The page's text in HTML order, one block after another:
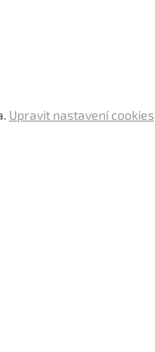
Upravit nastavení cookies